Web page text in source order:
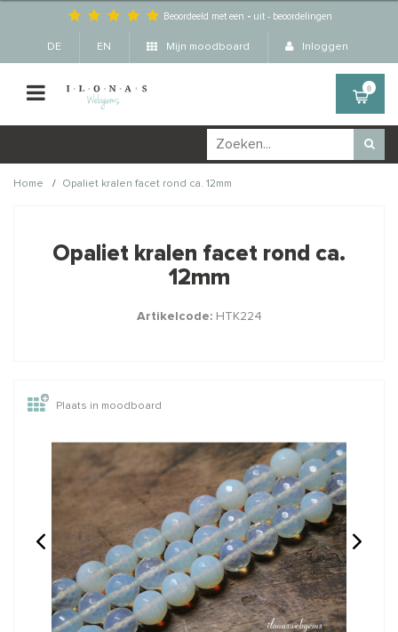
Beoordeeld met een - uit -beoordelingen
DE EN Mijn moodboard Inloggen
0
Home / Opaliet kralen facet rond ca. 12mm
producten ook interessant
Opaliet kralen facet
rond ca. 3mm
Streng ca. 37cm
€4,95 Incl. btw
€4,09 Excl. btw
Onyx kralen rond ca.
3mm
100% Natuurlijk
Streng ca. 39cm
€4,95 Incl. btw
€4,09 Excl. btw
Opaliet kralen facet rond ca.
12mm
Artikelcode:HTK224
Plaats in moodboard